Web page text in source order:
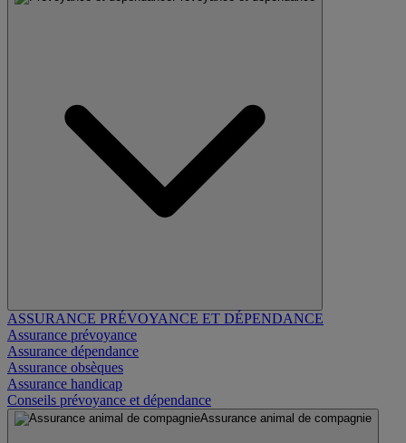
ASSURANCE PRÉVOYANCE ET DÉPENDANCE
Assurance prévoyance
Assurance dépendance
Assurance obsèques
Assurance handicap
Conseils prévoyance et dépendance
Assurance animal de compagnie